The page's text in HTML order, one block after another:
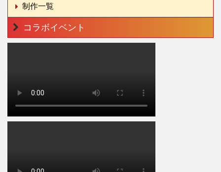
制作一覧
コラボイベント